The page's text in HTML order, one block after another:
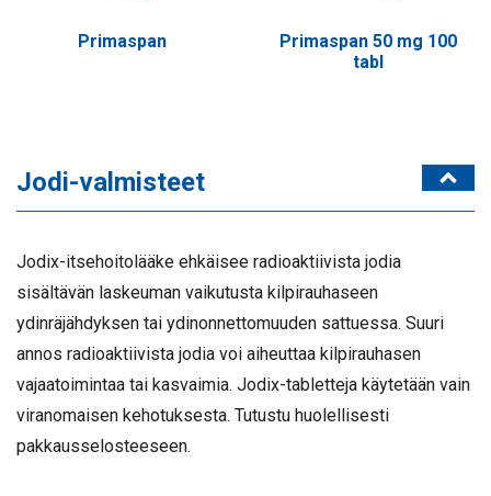
Primaspan
Primaspan 50 mg 100
tabl
Jodi-valmisteet
Jodix-itsehoitolääke ehkäisee radioaktiivista jodia
sisältävän laskeuman vaikutusta kilpirauhaseen
ydinräjähdyksen tai ydinonnettomuuden sattuessa. Suuri
annos radioaktiivista jodia voi aiheuttaa kilpirauhasen
vajaatoimintaa tai kasvaimia. Jodix-tabletteja käytetään vain
viranomaisen kehotuksesta. Tutustu huolellisesti
pakkausselosteeseen.